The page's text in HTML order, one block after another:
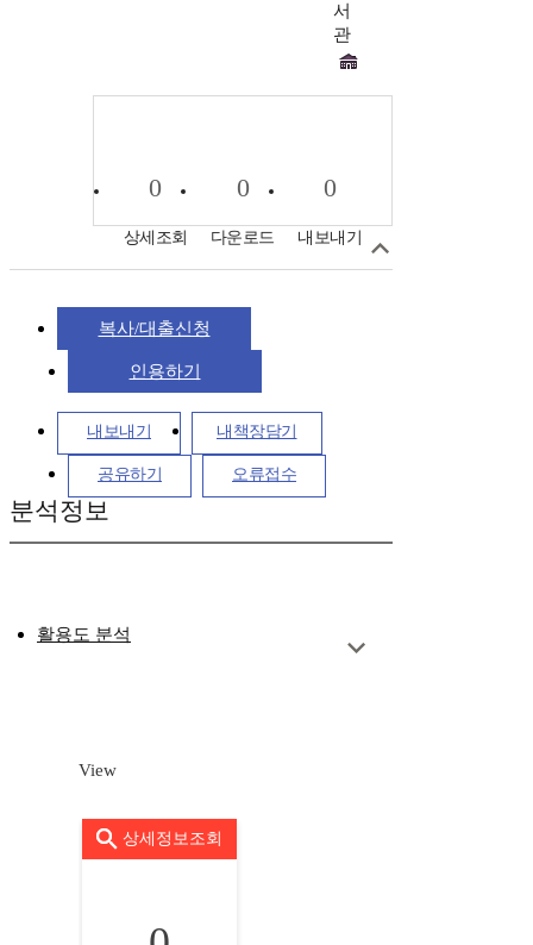
서
관
0
상세조회
0
다운로드
0
내보내기
복사/대출신청
인용하기
내보내기 내책장담기
공유하기 오류접수
분석정보
활용도 분석
View
상세정보조회